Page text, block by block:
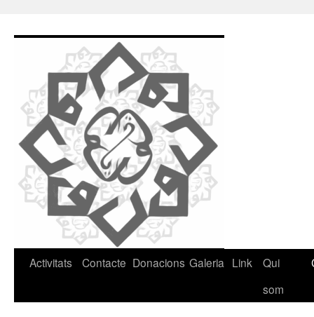
Activitats Contacte Donacions Galeria Link
Qui
som